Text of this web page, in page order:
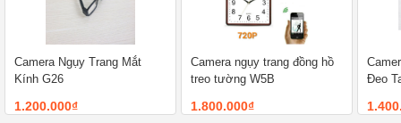
Camera Ngụy Trang Mắt
Kính G26
1.200.000₫
Camera ngụy trang đồng hồ
treo tường W5B
1.800.000₫
Đeo